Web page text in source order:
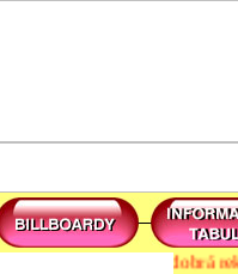
reklama je dobrá reklama <<<